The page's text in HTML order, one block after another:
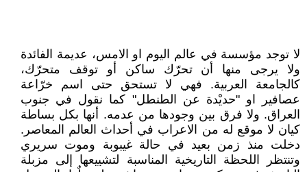
لا توجد مؤسسة في عالم اليوم او الامس، عديمة الفائدة
ولا يرجى منها أن تحرّك ساكن أو توقف متحرّك،
كالجامعة العربية. فهي لا تستحق حتى اسم خرّاعة
عصافير او "حديْدة عن الطنطل" كما نقول في جنوب
العراق. ولا فرق بين وجودها من عدمه. أنها بكل بساطة
كيان لا موقع له من الاعراب في أحداث العالم المعاصر.
دخلت منذ زمن بعيد في حالة غيبوبة وموت سريري
وتنتظر اللحظة التاريخية المناسبة لتشييعها إلى مزبلة